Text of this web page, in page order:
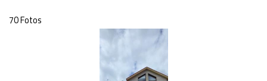
70 Fotos